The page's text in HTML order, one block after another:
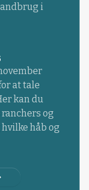
i
at tale
kan du
og
håb og